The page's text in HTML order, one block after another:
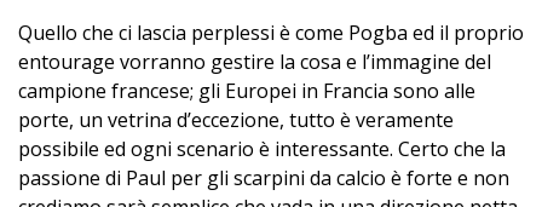
Quello che ci lascia perplessi è come Pogba ed il proprio
entourage vorranno gestire la cosa e l’immagine del
campione francese; gli Europei in Francia sono alle
porte, un vetrina d’eccezione, tutto è veramente
possibile ed ogni scenario è interessante. Certo che la
passione di Paul per gli scarpini da calcio è forte e non